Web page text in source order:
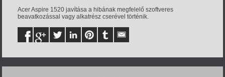
Acer Aspire 1520 javítása a hibának megfelelő szoftveres
beavatkozással vagy alkatrész cserével történik.